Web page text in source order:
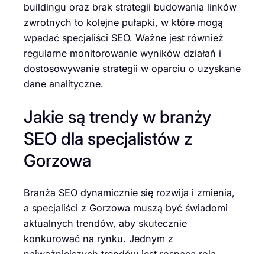
buildingu oraz brak strategii budowania linków
zwrotnych to kolejne pułapki, w które mogą
wpadać specjaliści SEO. Ważne jest również
regularne monitorowanie wyników działań i
dostosowywanie strategii w oparciu o uzyskane
dane analityczne.
Jakie są trendy w branży
SEO dla specjalistów z
Gorzowa
Branża SEO dynamicznie się rozwija i zmienia,
a specjaliści z Gorzowa muszą być świadomi
aktualnych trendów, aby skutecznie
konkurować na rynku. Jednym z